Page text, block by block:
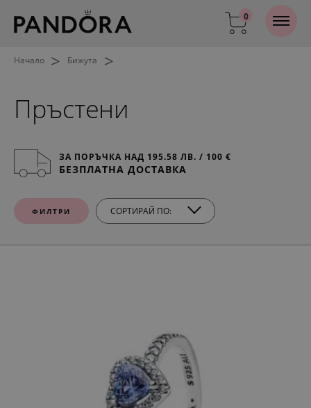
0
Начало > Бижута >
Пръстени
ЗА ПОРЪЧКА НАД 195.58 ЛВ. / 100 €
БЕЗПЛАТНА ДОСТАВКА
ФИЛТРИ СОРТИРАЙ ПО: